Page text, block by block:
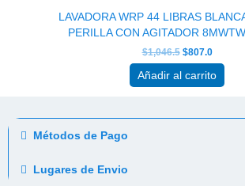
LAVADORA WRP 44 LIBRAS
PERILLA CON AGITADOR
$1,046.5 $807.0
Añadir al carrito
Métodos de Pago
Lugares de Envio